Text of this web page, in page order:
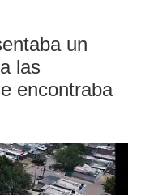
un
las
encontraba